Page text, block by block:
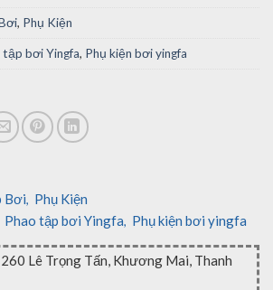
, Phụ Kiện
tập bơi Yingfa, Phụ kiện bơi yingfa
Bơi, Phụ Kiện
Phao tập bơi Yingfa, Phụ kiện bơi yingfa
Lê Trọng Tấn, Khương Mai, Thanh